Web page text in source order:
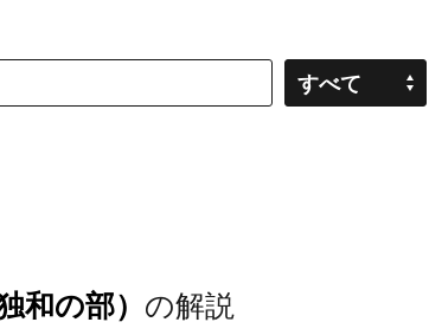
すべて
和の部） の解説